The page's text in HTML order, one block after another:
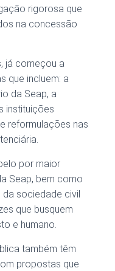
rigorosa que
na concessão
já começou a
que incluem: a
da Seap, a
instituições
reformulações nas
por maior
Seap, bem como
sociedade civil
que busquem
e humano.
também têm
propostas que